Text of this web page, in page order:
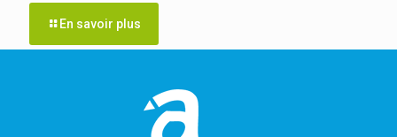
En savoir plus